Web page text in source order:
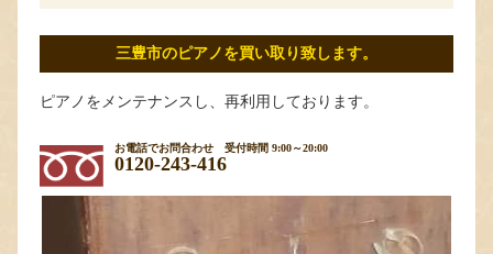
三豊市のピアノを買い取り致します。
ピアノをメンテナンスし、再利用しております。
お電話でお問合わせ 受付時間 9:00～20:00
0120-243-416